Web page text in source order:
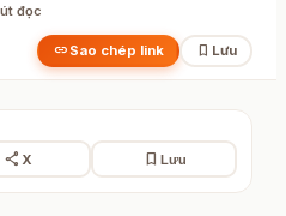
đọc
link Sao chép link bookmark Lưu
share X bookmark Lưu